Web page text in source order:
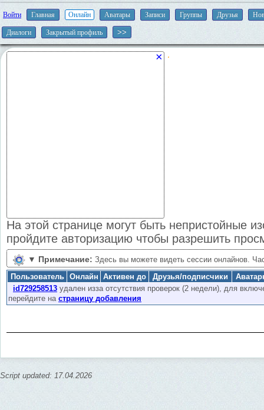
Войти Главная Онлайн Аватары Записи Группы Друзья
Диалоги Закрытый профиль
×
На этой странице могут быть непристойные
пройдите авторизацию чтобы разрешить
▼ Примечание: Здесь вы можете видеть сессии онлайнов.
минут, точный онлайн = время конца сессии, начало сессии =-9
Сессии короче10минут объединяются в одну. Для более точного
онлайн.
Пользователь Онлайн Активен до Друзья/подписчики
id729258513 удален изза отсутствия проверок (2 недели), для
перейдите на страницу добавления
Script updated: 17.04.2026